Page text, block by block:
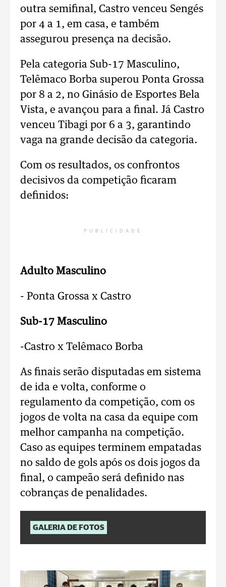
outra semifinal, Castro venceu Sengés
por 4 a 1, em casa, e também
assegurou presença na decisão.
Pela categoria Sub-17 Masculino,
Telêmaco Borba superou Ponta Grossa
por 8 a 2, no Ginásio de Esportes Bela
Vista, e avançou para a final. Já Castro
venceu Tibagi por 6 a 3, garantindo
vaga na grande decisão da categoria.
Com os resultados, os confrontos
decisivos da competição ficaram
definidos:
PUBLICIDADE
Adulto Masculino
- Ponta Grossa x Castro
Sub-17 Masculino
-Castro x Telêmaco Borba
As finais serão disputadas em sistema
de ida e volta, conforme o
regulamento da competição, com os
jogos de volta na casa da equipe com
melhor campanha na competição.
Caso as equipes terminem empatadas
no saldo de gols após os dois jogos da
final, o campeão será definido nas
cobranças de penalidades.
GALERIA DE FOTOS